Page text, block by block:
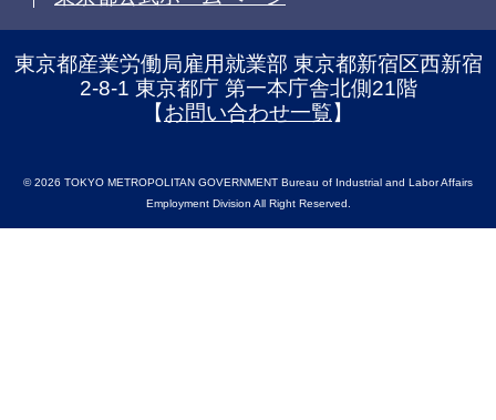
東京都産業労働局雇用就業部 東京都新宿区西新宿
2-8-1 東京都庁 第一本庁舎北側21階
【お問い合わせ一覧】
© 2026 TOKYO METROPOLITAN GOVERNMENT Bureau of Industrial and Labor Affairs
Employment Division All Right Reserved.